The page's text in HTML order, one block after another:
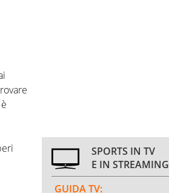
SPORTS IN TV
E IN STREAMING
GUIDA TV: